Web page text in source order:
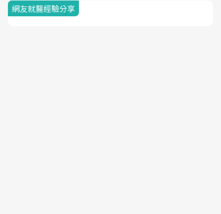
網友就醫經驗分享